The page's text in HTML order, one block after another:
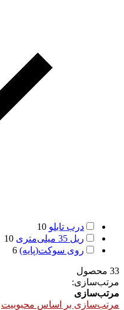
درب تابلو 10
ریل 35 میلی‌متری
10
روی سوکت(پایه) 6
33 محصول
مرتب‌سازی:
مرتب‌سازی
مرتب‌سازی بر اساس محبوبیت